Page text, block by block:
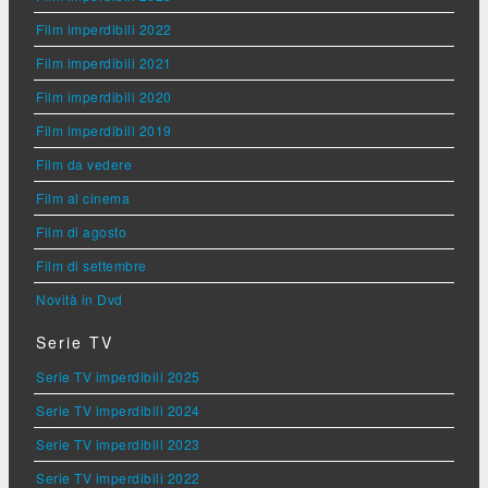
Film imperdibili 2022
Film imperdibili 2021
Film imperdibili 2020
Film imperdibili 2019
Film da vedere
Film al cinema
Film di agosto
Film di settembre
Novità in Dvd
Serie TV
Serie TV imperdibili 2025
Serie TV imperdibili 2024
Serie TV imperdibili 2023
Serie TV imperdibili 2022